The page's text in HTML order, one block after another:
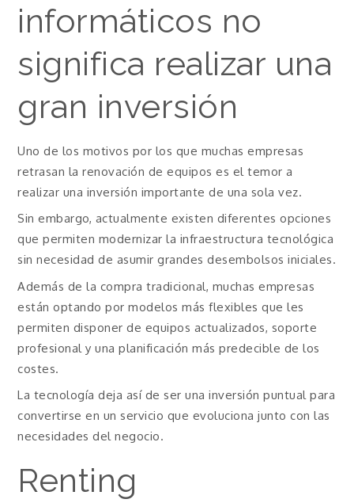
informáticos no
significa realizar una
gran inversión
Uno de los motivos por los que muchas empresas
retrasan la renovación de equipos es el temor a
realizar una inversión importante de una sola vez.
Sin embargo, actualmente existen diferentes opciones
que permiten modernizar la infraestructura tecnológica
sin necesidad de asumir grandes desembolsos iniciales.
Además de la compra tradicional, muchas empresas
están optando por modelos más flexibles que les
permiten disponer de equipos actualizados, soporte
profesional y una planificación más predecible de los
costes.
La tecnología deja así de ser una inversión puntual para
convertirse en un servicio que evoluciona junto con las
necesidades del negocio.
Renting